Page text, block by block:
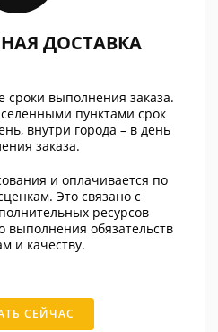
ДОСТАВКА
сроки выполнения заказа.
пунктами срок
внутри города – в день
заказа.
и оплачивается по
Это связано с
ресурсов
выполнения обязательств
и качеству.
СЕЙЧАС